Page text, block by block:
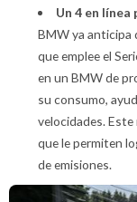
Un 4 en
BMW ya anticipa
que emplee el
en un BMW de
su consumo,
velocidades.
que le permiten
de emisiones.